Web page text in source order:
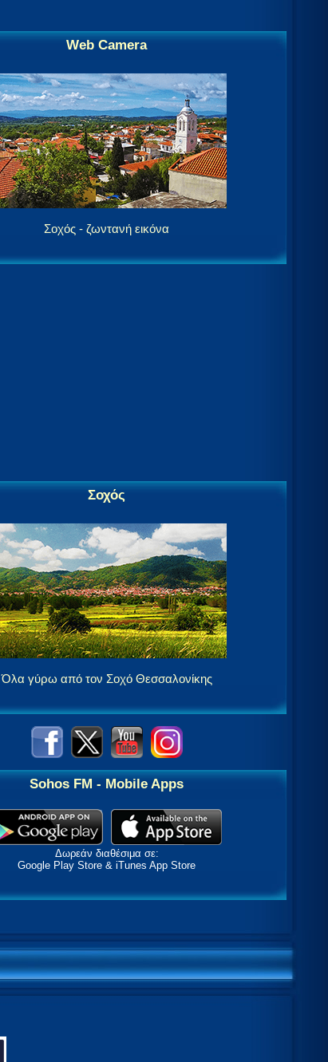
Web Camera
Σοχός - ζωντανή εικόνα
Σοχός
Όλα γύρω από τον Σοχό Θεσσαλονίκης
Sohos FM - Mobile Apps
Δωρεάν διαθέσιμα σε:
Google Play Store & iTunes App Store